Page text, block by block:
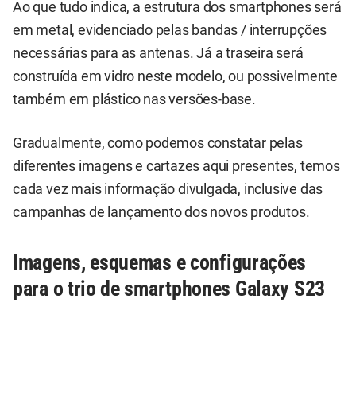
Ao que tudo indica, a estrutura dos smartphones será
em metal, evidenciado pelas bandas / interrupções
necessárias para as antenas. Já a traseira será
construída em vidro neste modelo, ou possivelmente
também em plástico nas versões-base.
Gradualmente, como podemos constatar pelas
diferentes imagens e cartazes aqui presentes, temos
cada vez mais informação divulgada, inclusive das
campanhas de lançamento dos novos produtos.
Imagens, esquemas e configurações
para o trio de smartphones Galaxy S23